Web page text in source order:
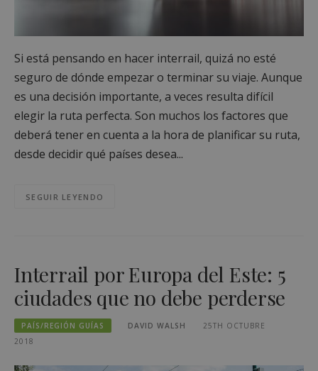
Si está pensando en hacer interrail, quizá no esté
seguro de dónde empezar o terminar su viaje. Aunque
es una decisión importante, a veces resulta difícil
elegir la ruta perfecta. Son muchos los factores que
deberá tener en cuenta a la hora de planificar su ruta,
desde decidir qué países desea...
SEGUIR LEYENDO
Interrail por Europa del Este: 5
ciudades que no debe perderse
PAÍS/REGIÓN GUÍAS DAVID WALSH
25TH OCTUBRE
2018